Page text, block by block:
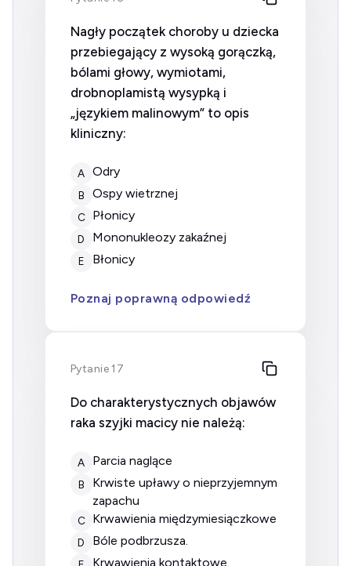
Nagły początek choroby u dziecka
przebiegający z wysoką gorączką,
bólami głowy, wymiotami,
drobnoplamistą wysypką i
„językiem malinowym” to opis
kliniczny:
A odry
B ospy wietrznej
C płonicy
D mononukleozy zakaźnej
E błonicy
Poznaj poprawną odpowiedź
Pytanie 17
Do charakterystycznych objawów
raka szyjki macicy nie należą:
A parcia naglące
B
krwiste upławy o nieprzyjemnym
zapachu
C krwawienia międzymiesiączkowe
D bóle podbrzusza.
krwawienia kontaktowe.